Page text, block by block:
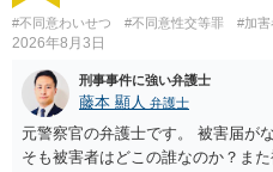
した。そのような中でも、真摯に反省
とによって、当方の意向をご理解いた
した。示談交渉には数か月を要してし
ことができたので、Aさんにも満足し
うに、弁護士の粘り強い交渉が解決のポ
#不同意わいせつ #不同意性交等罪 #加害
2026年8月3日
刑事事件に強い弁護士
藤本 顯人 弁護士
元警察官の弁護士です。 被害届が
そも被害者はどこの誰なのか？ま